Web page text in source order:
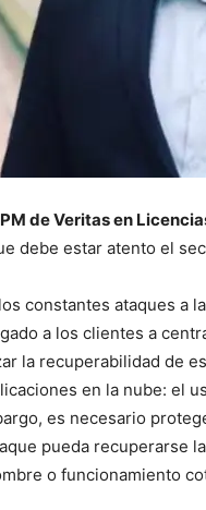
de Veritas en
debe estar atento el
constantes ataques a
a los clientes a
la recuperabilidad de
en la nube: el
es necesario
pueda recuperarse
o funcionamiento